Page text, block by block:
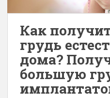
Как
грудь
дома?
большую